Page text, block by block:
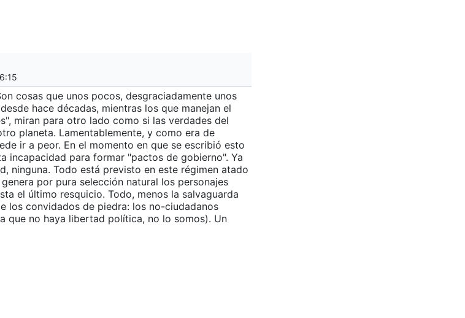
cosas que unos pocos, desgraciadamente unos
hace décadas, mientras los que manejan el
miran para otro lado como si las verdades del
planeta. Lamentablemente, y como era de
ir a peor. En el momento en que se escribió esto
incapacidad para formar "pactos de gobierno". Ya
ninguna. Todo está previsto en este régimen atado
por pura selección natural los personajes
el último resquicio. Todo, menos la salvaguarda
los convidados de piedra: los no-ciudadanos
que no haya libertad política, no lo somos). Un